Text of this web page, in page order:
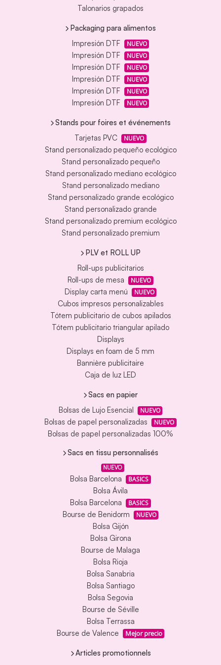
Talonarios grapados
Packaging para alimentos
Impresión DTF
NUEVO
Impresión DTF NUEVO
Impresión DTF NUEVO
Impresión DTF NUEVO
Impresión DTF NUEVO
Impresión DTF NUEVO
Stands pour foires et événements
Tarjetas PVC
NUEVO
Stand personalizado pequeño ecológico
Stand personalizado pequeño
Stand personalizado mediano ecológico
Stand personalizado mediano
Stand personalizado grande ecológico
Stand personalizado grande
Stand personalizado premium ecológico
Stand personalizado premium
PLV et ROLL UP
Roll-ups publicitarios
Roll-ups de mesa
NUEVO
Display carta menú NUEVO
Cubos impresos personalizables
Tótem publicitario de cubos apilados
Tótem publicitario triangular apilado
Displays
Displays en foam de 5 mm
Bannière publicitaire
Caja de luz LED
Sacs en papier
Bolsas de Lujo Esencial
NUEVO
Bolsas de papel personalizadas NUEVO
Bolsas de papel personalizadas 100%
Sacs en tissu personnalisés
NUEVO
Bolsa Barcelona BASICS
Bolsa Ávila
Bolsa Barcelona
BASICS
Bourse de Benidorm NUEVO
Bolsa Gijón
Bolsa Girona
Bourse de Malaga
Bolsa Rioja
Bolsa Sanabria
Bolsa Santiago
Bolsa Segovia
Bourse de Séville
Bolsa Terrassa
Bourse de Valence
Mejor precio
Articles promotionnels